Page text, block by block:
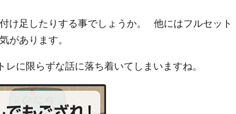
け足したりする事でしょうか。
他にはフルセット
があります。
に限らずな話に落ち着いてしまいますね。